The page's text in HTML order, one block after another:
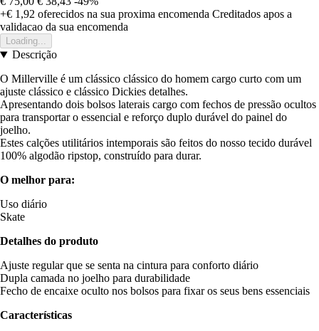
+€ 1,92 oferecidos na sua proxima encomenda Creditados apos a
validacao da sua encomenda
Loading...
Descrição
O Millerville é um clássico clássico do homem cargo curto com um
ajuste clássico e clássico Dickies detalhes.
Apresentando dois bolsos laterais cargo com fechos de pressão ocultos
para transportar o essencial e reforço duplo durável do painel do
joelho.
Estes calções utilitários intemporais são feitos do nosso tecido durável
100% algodão ripstop, construído para durar.
O melhor para:
Uso diário
Skate
Detalhes do produto
Ajuste regular que se senta na cintura para conforto diário
Dupla camada no joelho para durabilidade
Fecho de encaixe oculto nos bolsos para fixar os seus bens essenciais
Características